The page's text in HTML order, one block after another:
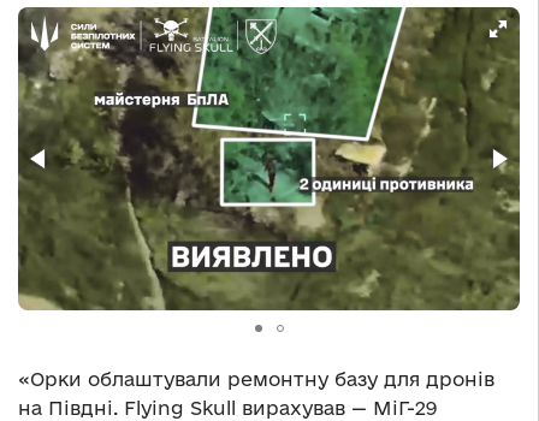
«Орки облаштували ремонтну базу для дронів
на Півдні. Flying Skull вирахував — МіГ-29